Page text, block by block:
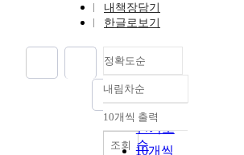
내책장담기
한글로보기
정확도순
정확도
순
인기도
순
내림차순
내림차순
10개씩 출력
10개씩
조회